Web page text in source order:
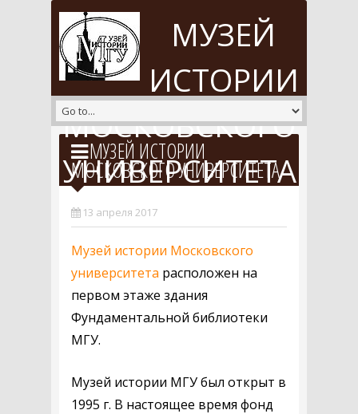
Перейти к основному содержанию
МУЗЕЙ
ИСТОРИИ
МОСКОВСКОГО
УНИВЕРСИТЕТА
МУЗЕЙ ИСТОРИИ
МОСКОВСКОГО УНИВЕРСИТЕТА
13 апреля 2017
Музей истории Московского
университета расположен на
первом этаже здания
Фундаментальной библиотеки
МГУ.
Музей истории МГУ был открыт в
1995 г. В настоящее время фонд